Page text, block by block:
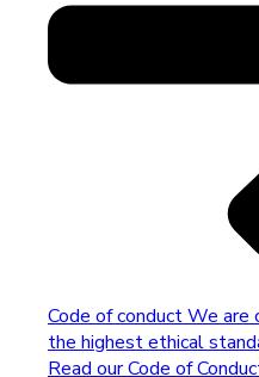
Code of conductWe are
the highest ethical
Read our Code of